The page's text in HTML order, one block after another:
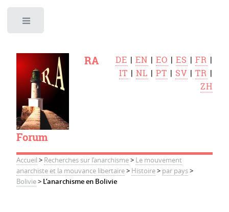
RA
Forum
DE |EN |EO |ES |FR |
IT |NL |PT | SV |TR |
ZH
Accueil > Recherches sur l’anarchisme> Le mouvement
anarchiste et la mouvance libertaire> Histoire> par pays>
Bolivie> L’anarchisme en Bolivie